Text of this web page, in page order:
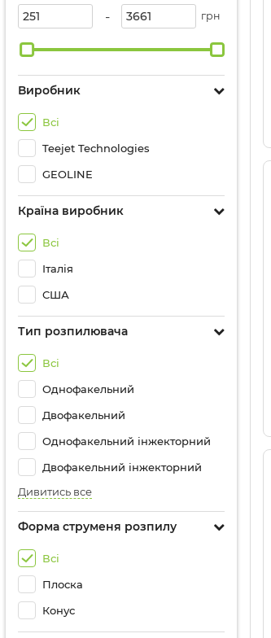
- грн
Виробник
Всі
Teejet Technologies
GEOLINE
Країна виробник
Всі
Італія
США
Тип розпилювача
Всі
Однофакельний
Двофакельний
Однофакельний інжекторний
Двофакельний інжекторний
Дивитись все
Форма струменя розпилу
Всі
Плоска
Конус